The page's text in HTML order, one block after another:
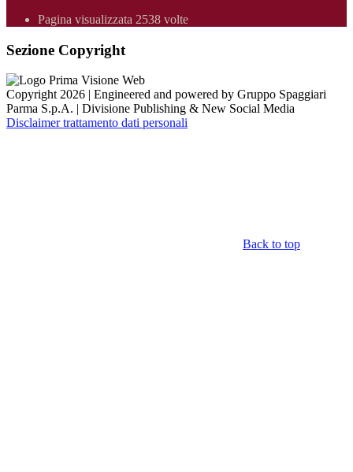
Pagina visualizzata 2538 volte
Sezione Copyright
Copyright 2026 | Engineered and powered by Gruppo Spaggiari
Parma S.p.A. | Divisione Publishing & New Social Media
Disclaimer trattamento dati personali
Back to top